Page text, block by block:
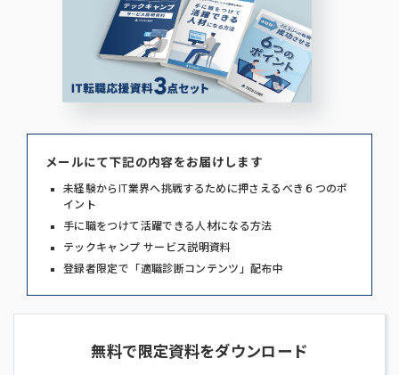
メールにて下記の内容をお届けします
未経験からIT業界へ挑戦するために押さえるべき６つのポ
イント
手に職をつけて活躍できる人材になる方法
テックキャンプ サービス説明資料
登録者限定で「適職診断コンテンツ」配布中
無料で限定資料をダウンロード